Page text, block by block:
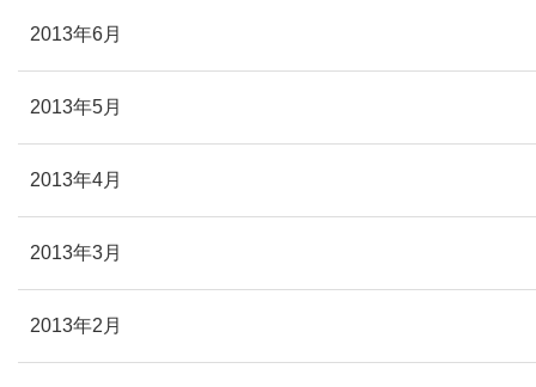
2013年6月
2013年5月
2013年4月
2013年3月
2013年2月